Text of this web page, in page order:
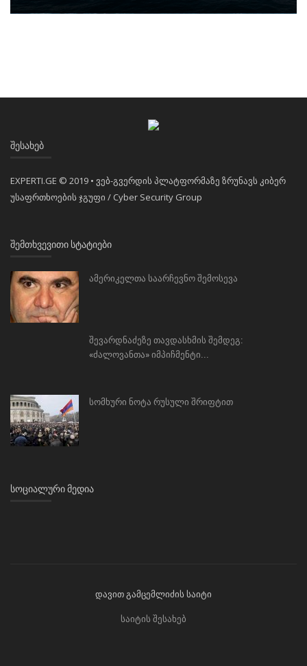
ᲨᲔᲡᲐᲮᲔᲑ
EXPERTI.GE © 2019 • ვებ-გვერდის პლატფორმაზე ზრუნავს კიბერ
უსაფრთხოების ჯგუფი / Cyber Security Group
ᲨᲔᲛᲗᲮᲕᲔᲕᲘᲗᲘ ᲡᲢᲐᲢᲘᲔᲑᲘ
ამერიკელთა საარჩევნო შემოსევა
შევარდნაძეზე თავდასხმის შემდეგ:
«ძალოვანთა» იმპიჩმენტი...
სომხური ნოტა რუსული შრიფტით
ᲡᲝᲪᲘᲐᲚᲣᲠᲘ ᲛᲔᲓᲘᲐ
დავით გამცემლიძის საიტი
საიტის შესახებ